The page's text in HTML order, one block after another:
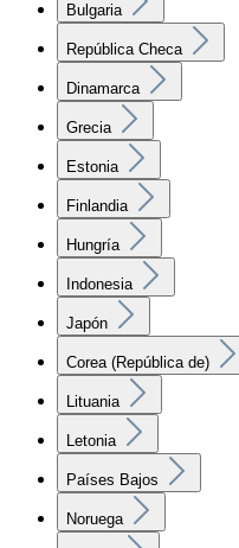
Bulgaria
República Checa
Dinamarca
Grecia
Estonia
Finlandia
Hungría
Indonesia
Japón
Corea (República de)
Lituania
Letonia
Países Bajos
Noruega